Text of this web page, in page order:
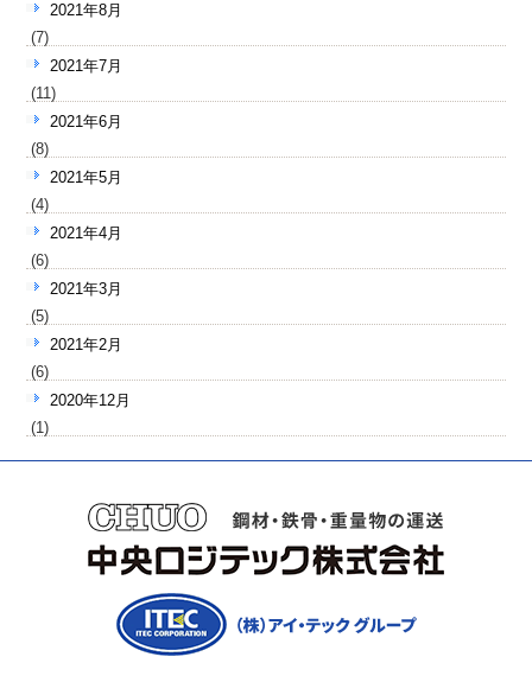
2021年8月
(7)
2021年7月
(11)
2021年6月
(8)
2021年5月
(4)
2021年4月
(6)
2021年3月
(5)
2021年2月
(6)
2020年12月
(1)